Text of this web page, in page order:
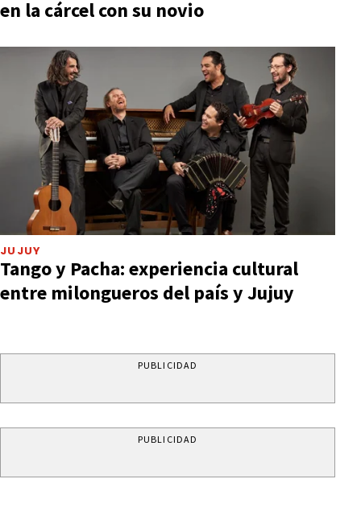
en la cárcel con su novio
JUJUY
Tango y Pacha: experiencia cultural
entre milongueros del país y Jujuy
PUBLICIDAD
PUBLICIDAD